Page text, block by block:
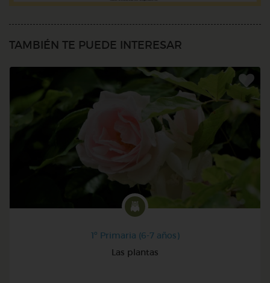
TAMBIÉN TE PUEDE INTERESAR
1º Primaria (6-7 años)
Las plantas